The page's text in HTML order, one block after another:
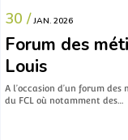
30 / JAN. 2026
Forum des
Louis
A l’occasion d’un forum
du FCL où notamment des…